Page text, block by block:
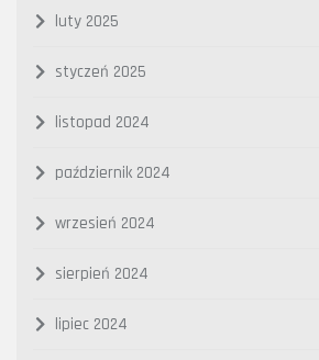
luty 2025
styczeń 2025
listopad 2024
październik 2024
wrzesień 2024
sierpień 2024
lipiec 2024